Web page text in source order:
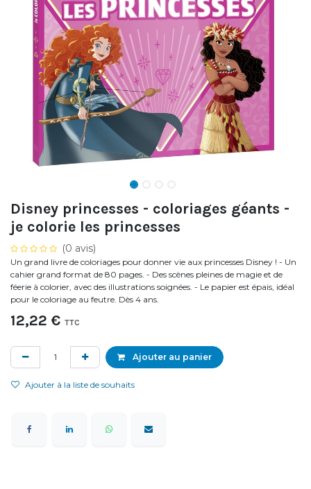
Disney princesses - coloriages géants -
je colorie les princesses
(0 avis)
Un grand livre de coloriages pour donner vie aux princesses Disney ! - Un
cahier grand format de 80 pages. - Des scènes pleines de magie et de
féerie à colorier, avec des illustrations soignées. - Le papier est épais, idéal
pour le coloriage au feutre. Dès 4 ans.
12,22 € TTC
Ajouter au panier
Ajouter à la liste de souhaits